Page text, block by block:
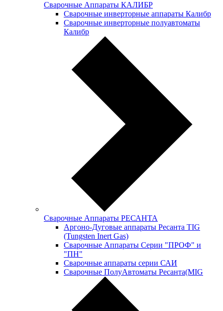
Сварочные Аппараты КАЛИБР
Сварочные инверторные аппараты Калибр
Сварочные инверторные полуавтоматы
Калибр
Сварочные Аппараты РЕСАНТА
Аргоно-Дуговые аппараты Ресанта TIG
(Tungsten Inert Gas)
Сварочные Аппараты Серии "ПРОФ" и
"ПН"
Сварочные аппараты серии САИ
Сварочные ПолуАвтоматы Ресанта(MIG